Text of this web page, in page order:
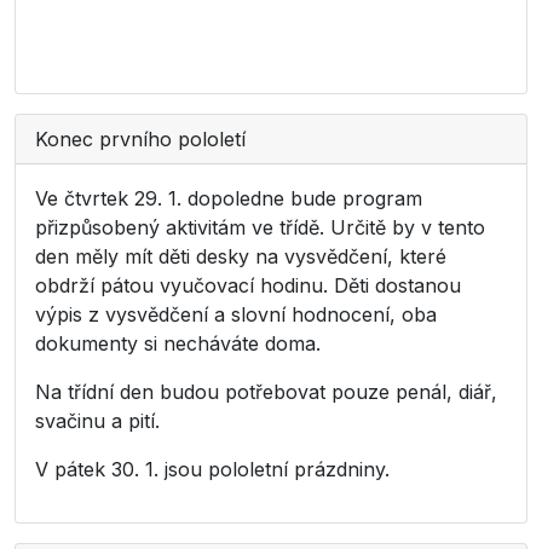
Konec prvního pololetí
Ve čtvrtek 29. 1. dopoledne bude program
přizpůsobený aktivitám ve třídě. Určitě by v tento
den měly mít děti desky na vysvědčení, které
obdrží pátou vyučovací hodinu. Děti dostanou
výpis z vysvědčení a slovní hodnocení, oba
dokumenty si necháváte doma.
Na třídní den budou potřebovat pouze penál, diář,
svačinu a pití.
V pátek 30. 1. jsou pololetní prázdniny.